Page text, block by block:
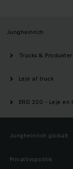
Jungheinrich
Trucks & Produkter
Leje af truck
Jungheinrich globalt
Privatlivspolitik